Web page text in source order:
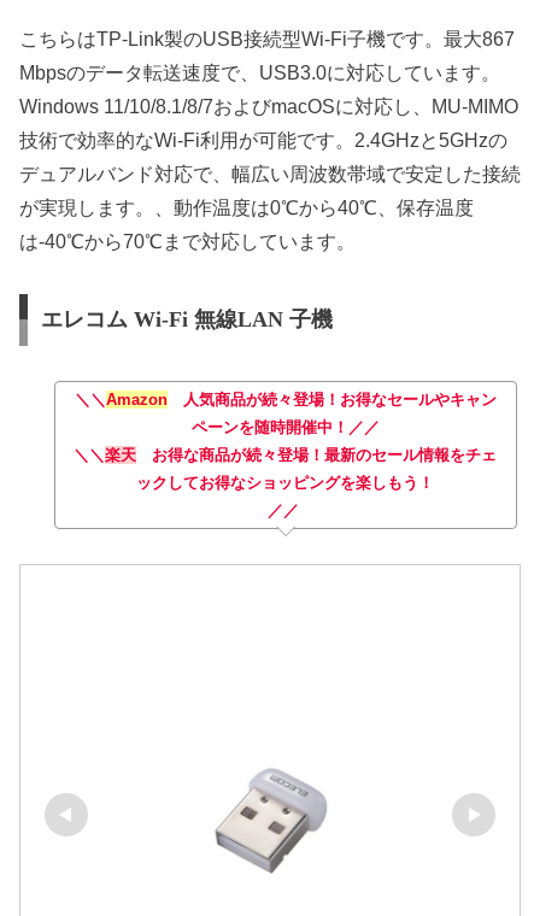
こちらはTP-Link製のUSB接続型Wi-Fi子機です。最大867
Mbpsのデータ転送速度で、USB3.0に対応しています。
Windows 11/10/8.1/8/7およびmacOSに対応し、MU-MIMO
技術で効率的なWi-Fi利用が可能です。2.4GHzと5GHzの
デュアルバンド対応で、幅広い周波数帯域で安定した接続
が実現します。、動作温度は0℃から40℃、保存温度
は-40℃から70℃まで対応しています。
エレコム Wi-Fi 無線LAN 子機
＼＼Amazon人気商品が続々登場！お得なセールやキャン
ペーンを随時開催中！／／
＼＼楽天 お得な商品が続々登場！最新のセール情報をチェ
ックしてお得なショッピングを楽しもう！
／／